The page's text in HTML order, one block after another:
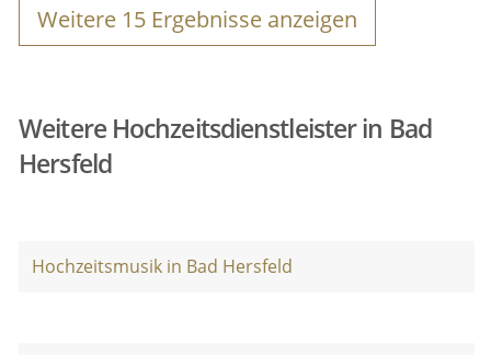
Weitere 15 Ergebnisse anzeigen
Weitere Hochzeitsdienstleister in Bad
Hersfeld
Hochzeitsmusik in Bad Hersfeld